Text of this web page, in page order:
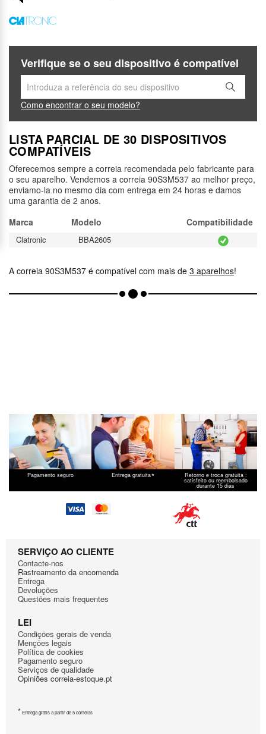
Verifique se o seu dispositivo é compatível
Como encontrar o seu modelo?
LISTA PARCIAL DE 30 DISPOSITIVOS
COMPATÍVEIS
Oferecemos sempre a correia recomendada pelo fabricante para
o seu aparelho. Vendemos a correia 90S3M537 ao melhor preço,
enviamo-la no mesmo dia com entrega em 24 horas e damos
uma garantia de 2 anos.
Marca
Modelo Compatibilidade
Clatronic BBA2605
A correia 90S3M537 é compatível com mais de 3 aparelhos!
Pagamento seguro Entrega gratuita* Retorno e troca gratuita :
satisfeito ou reembolsado
durante 15 dias
SERVIÇO AO CLIENTE
Contacte-nos
Rastreamento da encomenda
Entrega
Devoluções
Questões mais frequentes
LEI
Condiçōes gerais de venda
Mençōes legais
Política de cookies
Pagamento seguro
Serviços de qualidade
Opiniões correia-estoque.pt
*Entrega grátis a partir de 5 correias